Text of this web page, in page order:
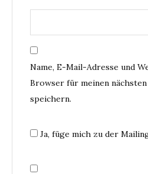
Name, E-Mail-Adresse und
Browser für meinen
speichern.
Ja, füge mich zu der